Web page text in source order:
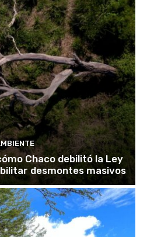
Chaco debilitó la Ley
desmontes masivos